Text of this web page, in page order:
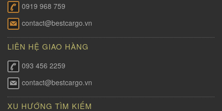
0919 968 759
contact@bestcargo.vn
LIÊN HỆ GIAO HÀNG
093 456 2259
contact@bestcargo.vn
XU HƯỚNG TÌM KIẾM